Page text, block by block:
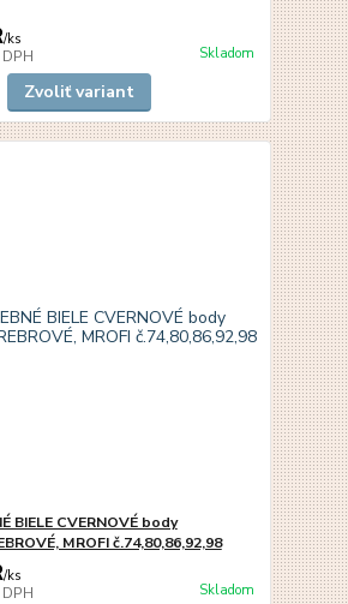
/ks
Skladom
Zvoliť variant
BIELE CVERNOVÉ body
MROFI č.74,80,86,92,98
/ks
Skladom